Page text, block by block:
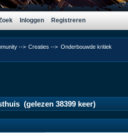
Inloggen Registreren
--> Creaties --> Onderbouwde kritiek
(gelezen 38399 keer)